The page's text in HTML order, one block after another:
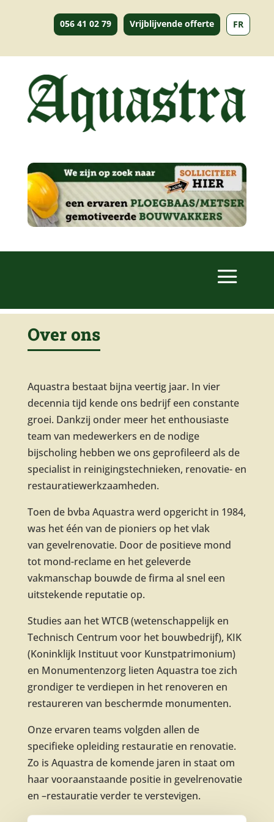
056 41 02 79 Vrijblijvende offerte FR
Over ons
Aquastra bestaat bijna veertig jaar. In vier
decennia tijd kende ons bedrijf een constante
groei. Dankzij onder meer het enthousiaste
team van medewerkers en de nodige
bijscholing hebben we ons geprofileerd als de
specialist in reinigingstechnieken, renovatie- en
restauratiewerkzaamheden.
Toen de bvba Aquastra werd opgericht in 1984,
was het één van de pioniers op het vlak
van gevelrenovatie. Door de positieve mond
tot mond-reclame en het geleverde
vakmanschap bouwde de firma al snel een
uitstekende reputatie op.
Studies aan het WTCB (wetenschappelijk en
Technisch Centrum voor het bouwbedrijf), KIK
(Koninklijk Instituut voor Kunstpatrimonium)
en Monumentenzorg lieten Aquastra toe zich
grondiger te verdiepen in het renoveren en
restaureren van beschermde monumenten.
Onze ervaren teams volgden allen de
specifieke opleiding restauratie en renovatie.
Zo is Aquastra de komende jaren in staat om
haar vooraanstaande positie in gevelrenovatie
en –restauratie verder te verstevigen.